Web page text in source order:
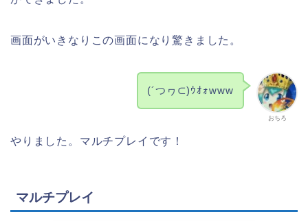
画面がいきなりこの画面になり驚きました。
おちろ
(´つヮ⊂)ｳｵｫwww
やりました。マルチプレイです！
マルチプレイ